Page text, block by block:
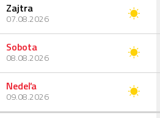
Zajtra
07.08.2026
Sobota
08.08.2026
Nedeľa
09.08.2026